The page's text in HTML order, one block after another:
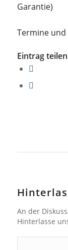
Garantie)
Termine
Eintrag teilen
An der
Hinterlasse